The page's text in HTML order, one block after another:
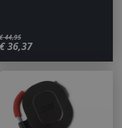
44,95
€ 36,37